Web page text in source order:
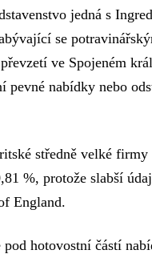
jedná s
se
ve Spojeném
pevné nabídky nebo
středně velké
%, protože slabší
England.
hotovostní částí